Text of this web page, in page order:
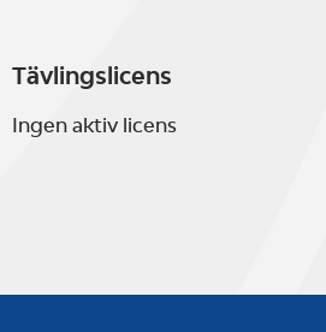
Tävlingslicens
Ingen aktiv licens